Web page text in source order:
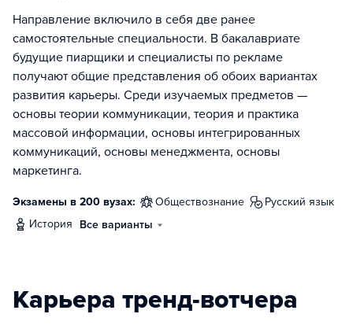
Направление включило в себя две ранее
самостоятельные специальности. В бакалавриате
будущие пиарщики и специалисты по рекламе
получают общие представления об обоих вариантах
развития карьеры. Среди изучаемых предметов —
основы теории коммуникации, теория и практика
массовой информации, основы интегрированных
коммуникаций, основы менеджмента, основы
маркетинга.
Экзамены в 200 вузах: обществознание
русский язык
история
Все варианты
Карьера тренд-вотчера